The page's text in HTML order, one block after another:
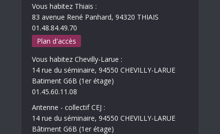
Vous habitez Thiais :
83 avenue René Panhard, 94320 THIAIS
01.48.84.49.70
Plan d'accès
Vous habitez Chevilly-Larue :
14 rue du séminaire, 94550 CHEVILLY-LARUE
Batiment G6B (1er étage)
01.45.60.11.08
Antenne - collectif CEJ :
14 rue du séminaire, 94550 CHEVILLY-LARUE
Bâtiment G6B (1er étage)